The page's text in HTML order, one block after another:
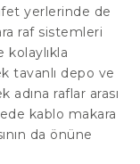
yerlerinde de
raf sistemleri
kolaylıkla
tavanlı depo ve
raflar arası
kablo makara
da önüne